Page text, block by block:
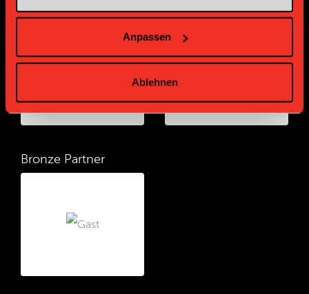
Anpassen
Ablehnen
Gold Partner Gold Partner
Bronze Partner